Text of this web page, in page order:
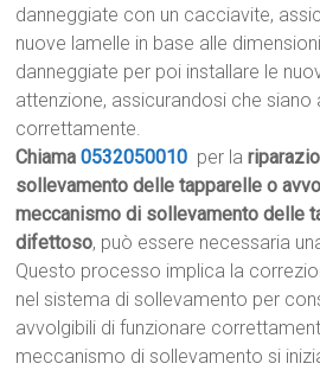
danneggiate con un cacciavite,
nuove lamelle in base alle
danneggiate per poi installare le
attenzione, assicurandosi che siano
correttamente.
Chiama0532050010 per la
sollevamento delle tapparelle o
meccanismo di sollevamento delle
difettoso, può essere necessaria
Questo processo implica la
nel sistema di sollevamento per
avvolgibili di funzionare
meccanismo di sollevamento si